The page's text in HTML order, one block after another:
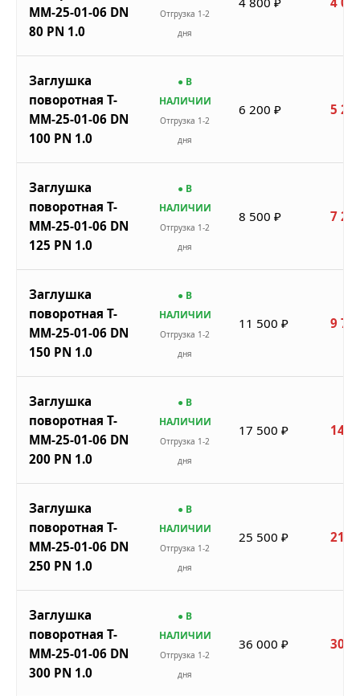
ММ-25-01-06 DN
80 PN 1.0
Отгрузка 1-2
дня
Заглушка
поворотная Т-
ММ-25-01-06 DN
100 PN 1.0
● В
НАЛИЧИИ
Отгрузка 1-2
дня
6 200 ₽ 5
Заглушка
поворотная Т-
ММ-25-01-06 DN
125 PN 1.0
● В
НАЛИЧИИ
Отгрузка 1-2
дня
8 500 ₽ 7
Заглушка
поворотная Т-
ММ-25-01-06 DN
150 PN 1.0
● В
НАЛИЧИИ
Отгрузка 1-2
дня
11 500 ₽ 9
Заглушка
поворотная Т-
ММ-25-01-06 DN
200 PN 1.0
● В
НАЛИЧИИ
Отгрузка 1-2
дня
17 500 ₽ 14
Заглушка
поворотная Т-
ММ-25-01-06 DN
250 PN 1.0
● В
НАЛИЧИИ
Отгрузка 1-2
дня
25 500 ₽ 21
Заглушка
поворотная Т-
ММ-25-01-06 DN
300 PN 1.0
● В
НАЛИЧИИ
Отгрузка 1-2
дня
36 000 ₽ 30